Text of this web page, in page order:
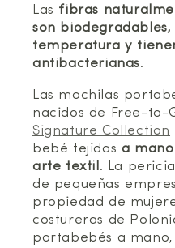
Las fibras
son
temperatura y
antibacterianas.
Las mochilas
nacidos de Free-to-
Signature Collection
bebé tejidas a
arte textil . La
de pequeñas
propiedad de
costureras de
portabebés a